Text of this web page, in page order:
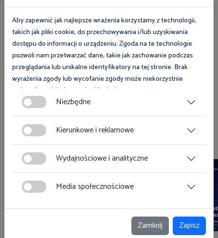
Zobacz magazyn Inspektor Pracy
Zobacz
Zobacz również
Aby zapewnić jak najlepsze wrażenia korzystamy z technologii,
takich jak pliki cookie, do przechowywania i/lub uzyskiwania
dostępu do informacji o urządzeniu. Zgoda na te technologie
pozwoli nam przetwarzać dane, takie jak zachowanie podczas
przeglądania lub unikalne identyfikatory na tej stronie. Brak
wyrażenia zgody lub wycofanie zgody może niekorzystnie
wpłynąć na niektóre cechy i funkcje.
Zgoda na pliki cookies jest dobrowolna i można ją wycofać lub
zmodyfikować w dowolnym momencie klikając w przycisk
ciasteczka w lewym dolnym rogu strony. Więcej informacji
znajdziesz w
Niezbędne
Kierunkowe i reklamowe
Wydajnościowe i analityczne
Media społecznościowe
Zamknij Zapisz